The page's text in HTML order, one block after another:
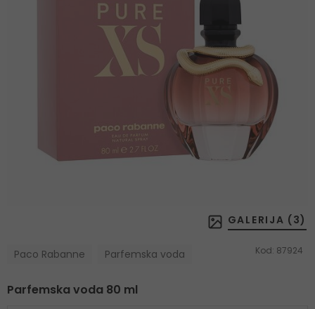
GALERIJA ( 3)
Paco Rabanne Parfemska voda Kod: 87924
Parfemska voda 80 ml